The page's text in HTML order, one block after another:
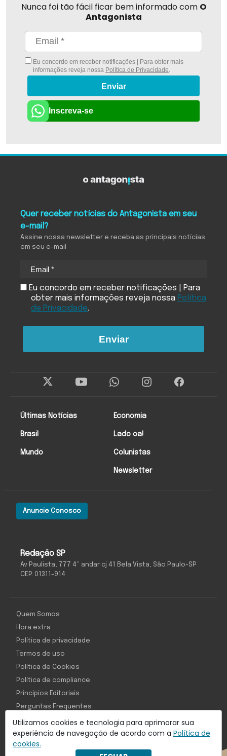
Utilizamos cookies e tecnologia para aprimorar sua
experiência de navegação de acordo com a Política de
cookies.
Nunca foi tão fácil ficar bem informado com O
Antagonista
Eu concordo em receber notificações | Para obter mais
informações reveja nossa Política de Privacidade
Enviar
Inscreva-se
Redação SP
Av Paulista, 777 4º andar cj 41 Bela Vista, São Paulo-SP
CEP: 01311-914
Anuncie Conosco
Últimas Notícias
Brasil
Mundo
Economia
Lado oa!
Colunistas
Newsletter
Quer receber notícias do Antagonista em seu
e-mail?
Assine nossa newsletter e receba as principais notícias
em seu e-mail
Eu concordo em receber notificações | Para
obter mais informações reveja nossa Política
de Privacidade.
Enviar
Com inteligência e tecnologia:
Quem Somos
Hora extra
Política de privacidade
Termos de uso
Política de Cookies
Política de compliance
Princípios Editoriais
Perguntas Frequentes